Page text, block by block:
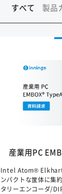
すべて 製品
産業用PC
Intel Atom®
ンパクトな筐体に
タリーエンコーダ/